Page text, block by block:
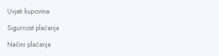
Uvjeti kupovine
Sigurnost plaćanja
Načini plaćanja